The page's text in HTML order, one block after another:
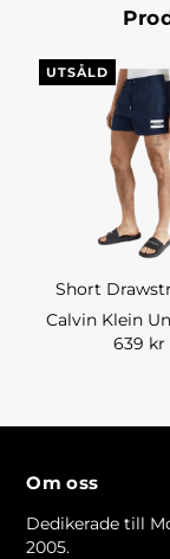
UTSÅLD
Short
Calvin Klein
639 kr
Om oss
Dedikerade till
2005.